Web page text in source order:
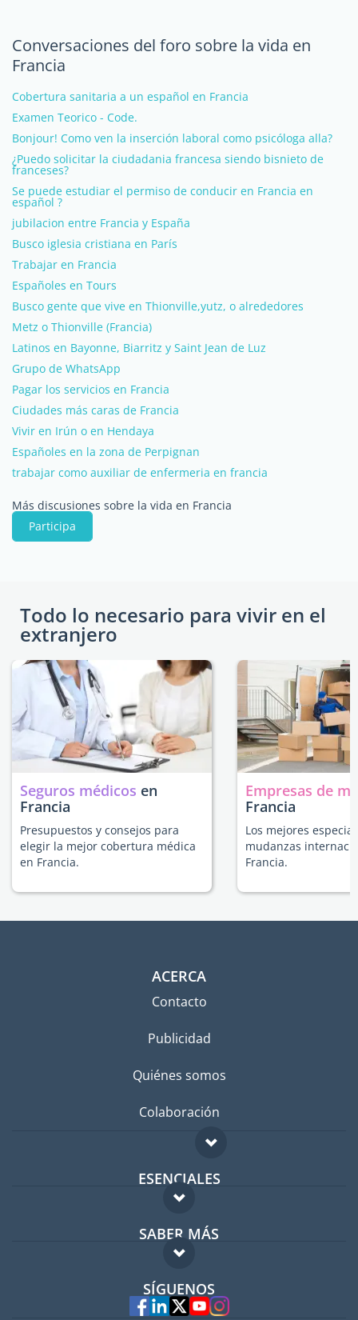
Conversaciones del foro sobre la vida en
Francia
Cobertura sanitaria a un español en Francia
Examen Teorico - Code.
Bonjour! Como ven la inserción laboral como psicóloga alla?
¿Puedo solicitar la ciudadania francesa siendo bisnieto de
franceses?
Se puede estudiar el permiso de conducir en Francia en
español ?
jubilacion entre Francia y España
Busco iglesia cristiana en París
Trabajar en Francia
Españoles en Tours
Busco gente que vive en Thionville,yutz, o alrededores
Metz o Thionville (Francia)
Latinos en Bayonne, Biarritz y Saint Jean de Luz
Grupo de WhatsApp
Pagar los servicios en Francia
Ciudades más caras de Francia
Vivir en Irún o en Hendaya
Españoles en la zona de Perpignan
trabajar como auxiliar de enfermeria en francia
Más discusiones sobre la vida en Francia
Participa
Todo lo necesario para vivir en el
extranjero
Seguros médicos en
Francia
Presupuestos y consejos para
elegir la mejor cobertura médica
en Francia.
Empresas de
Francia
Los mejores
mudanzas
Francia.
ACERCA
Contacto
Publicidad
Quiénes somos
Colaboración
ESENCIALES
Foro para expatriados
Guía para expatriados
Trabajos en el extranjero
SABER MÁS
FAQ
Expertos
SÍGUENOS